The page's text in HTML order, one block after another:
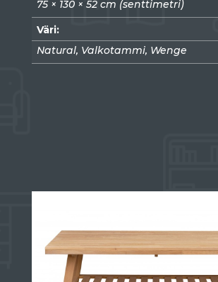
75 × 130 × 52 cm (senttimetri)
Väri:
Natural, Valkotammi, Wenge